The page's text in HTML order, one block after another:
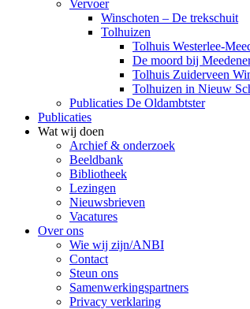
Vervoer
Winschoten – De trekschuit
Tolhuizen
Tolhuis Westerlee-
De moord bij
Tolhuis Zuiderveen
Tolhuizen in Nieuw
Publicaties De Oldambtster
Publicaties
Wat wij doen
Archief & onderzoek
Beeldbank
Bibliotheek
Lezingen
Nieuwsbrieven
Vacatures
Over ons
Wie wij zijn/ANBI
Contact
Steun ons
Samenwerkingspartners
Privacy verklaring